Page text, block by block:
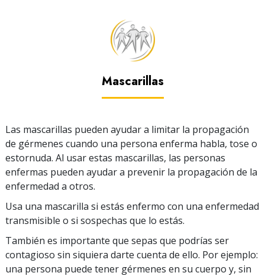
Mascarillas
Las mascarillas pueden ayudar a limitar la propagación
de gérmenes cuando una persona enferma habla, tose o
estornuda. Al usar estas mascarillas, las personas
enfermas pueden ayudar a prevenir la propagación de la
enfermedad a otros.
Usa una mascarilla si estás enfermo con una enfermedad
transmisible o si sospechas que lo estás.
También es importante que sepas que podrías ser
contagioso sin siquiera darte cuenta de ello. Por ejemplo:
una persona puede tener gérmenes en su cuerpo y, sin